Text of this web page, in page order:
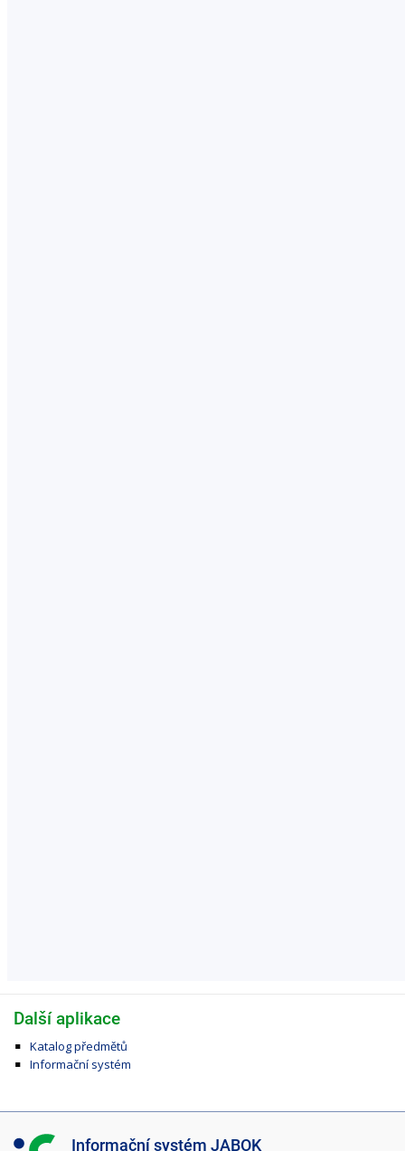
Další aplikace
Katalog předmětů
Informační systém
I Informační systém JABOK